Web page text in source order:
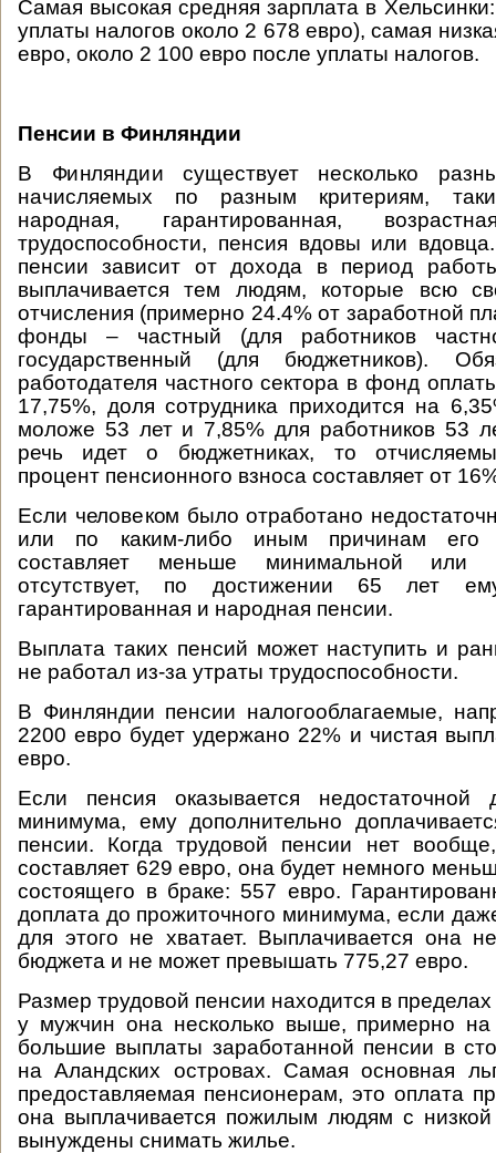
Самая высокая средняя зарплата в
уплаты налогов около 2 678 евро), самая
евро, около 2 100 евро после уплаты налогов.
Пенсии в Финляндии
В Финляндии существует несколько
начисляемых по разным критериям,
народная, гарантированная,
трудоспособности, пенсия вдовы или
пенсии зависит от дохода в период
выплачивается тем людям, которые всю
отчисления (примерно 24.4% от заработной
фонды – частный (для работников
государственный (для бюджетников).
работодателя частного сектора в фонд
17,75%, доля сотрудника приходится на
моложе 53 лет и 7,85% для работников 53
речь идет о бюджетниках, то
процент пенсионного взноса составляет от
Если человеком было отработано
или по каким-либо иным причинам его
составляет меньше минимальной или
отсутствует, по достижении 65 лет
гарантированная и народная пенсии.
Выплата таких пенсий может наступить и
не работал из-за утраты трудоспособности.
В Финляндии пенсии налогооблагаемые,
2200 евро будет удержано 22% и чистая
евро.
Если пенсия оказывается недостаточной
минимума, ему дополнительно
пенсии. Когда трудовой пенсии нет
составляет 629 евро, она будет немного
состоящего в браке: 557 евро.
доплата до прожиточного минимума, если
для этого не хватает. Выплачивается она
бюджета и не может превышать 775,27 евро.
Размер трудовой пенсии находится в
у мужчин она несколько выше, примерно
большие выплаты заработанной пенсии в
на Аландских островах. Самая основная
предоставляемая пенсионерам, это оплата
она выплачивается пожилым людям с
вынуждены снимать жилье.